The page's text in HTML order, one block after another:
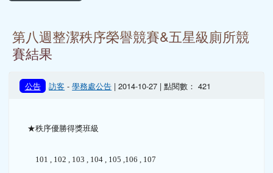
第八週整潔秩序榮譽競賽&五星級廁所競
賽結果
公告 訪客 -學務處公告 | 2014-10-27 | 點閱數： 421
★秩序優勝得獎班級
101 , 102 , 103 , 104 , 105 ,106 , 107